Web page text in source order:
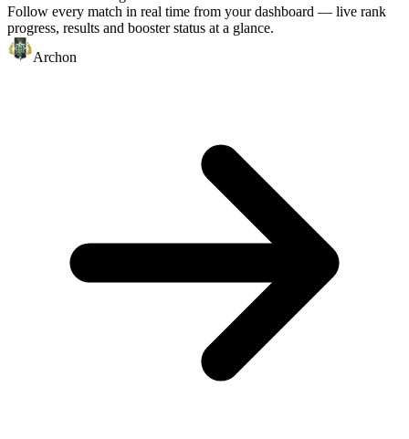
Follow every match in real time from your dashboard — live rank
progress, results and booster status at a glance.
Archon